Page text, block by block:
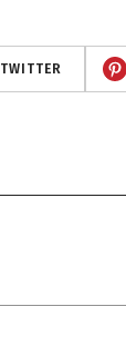
TWITTER